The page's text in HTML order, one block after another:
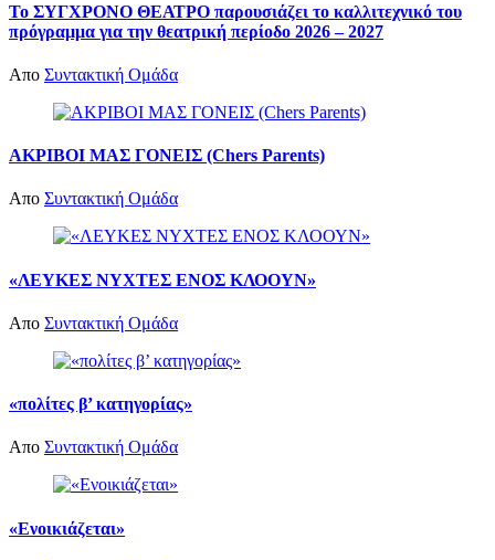
Το ΣΥΓΧΡΟΝΟ ΘΕΑΤΡΟ παρουσιάζει το καλλιτεχνικό του
πρόγραμμα για την θεατρική περίοδο 2026 – 2027
Απο Συντακτική Ομάδα
ΑΚΡΙΒΟΙ ΜΑΣ ΓΟΝΕΙΣ (Chers Parents)
Απο Συντακτική Ομάδα
«ΛΕΥΚΕΣ ΝΥΧΤΕΣ ΕΝΟΣ ΚΛΟΟΥΝ»
Απο Συντακτική Ομάδα
«πολίτες β’ κατηγορίας»
Απο Συντακτική Ομάδα
«Ενοικιάζεται»